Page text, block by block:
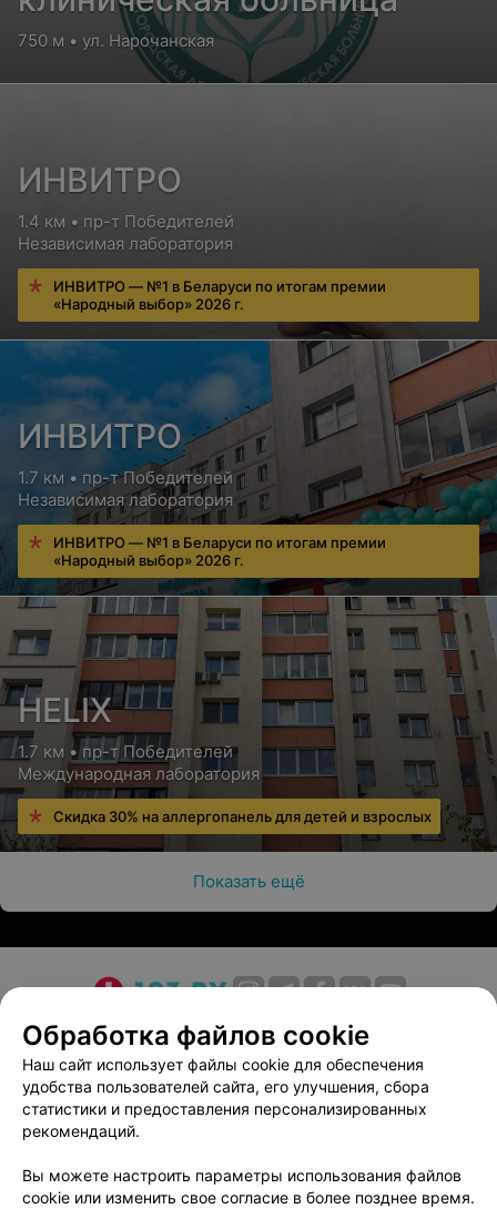
750 м • ул. Нарочанская
ИНВИТРО
1.4 км • пр-т Победителей
Независимая лаборатория
ИНВИТРО — №1 в Беларуси по итогам премии
«Народный выбор» 2026 г.
ИНВИТРО
1.7 км • пр-т Победителей
Независимая лаборатория
ИНВИТРО — №1 в Беларуси по итогам премии
«Народный выбор» 2026 г.
HELIX
1.7 км • пр-т Победителей
Международная лаборатория
Скидка 30% на аллергопанель для детей и взрослых
Показать ещё
О проекте Новости проекта
Размещение рекламы
Медицинский маркетинг
Публичный договор
Пользовательское соглашение
Способы оплаты
Вакансии
Партнеры
Написать в поддержку
Обработка файлов cookie
Наш сайт использует файлы cookie для обеспечения
удобства пользователей сайта, его улучшения, сбора
статистики и предоставления персонализированных
рекомендаций.
Вы можете настроить параметры использования файлов
cookie или изменить свое согласие в более позднее время.